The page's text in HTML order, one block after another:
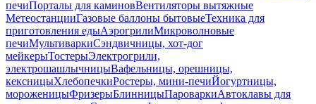
печиПорталы для каминовВентиляторы вытяжные
МетеостанцииГазовые баллоны бытовыеТехника для
приготовления едыАэрогрилиМикроволновые
печиМультиваркиСэндвичницы, хот-дог
мейкерыТостерыЭлектрогрили,
электрошашлычницыВафельницы, орешницы,
кексницыХлебопечкиРостеры, мини-печиЙогуртницы,
мороженицыФризерыБлинницыПароваркиАвтоклавы для